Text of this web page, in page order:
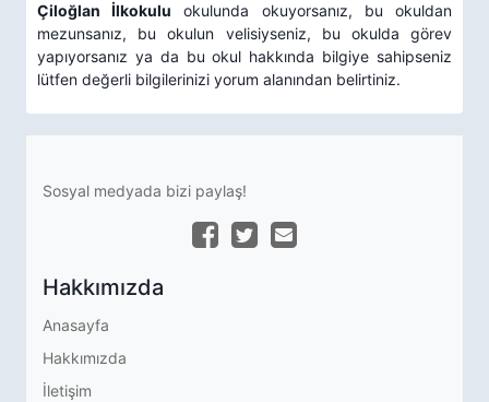
Çiloğlan İlkokulu okulunda okuyorsanız, bu okuldan
mezunsanız, bu okulun velisiyseniz, bu okulda görev
yapıyorsanız ya da bu okul hakkında bilgiye sahipseniz
lütfen değerli bilgilerinizi yorum alanından belirtiniz.
Sosyal medyada bizi paylaş!
Hakkımızda
Anasayfa
Hakkımızda
İletişim